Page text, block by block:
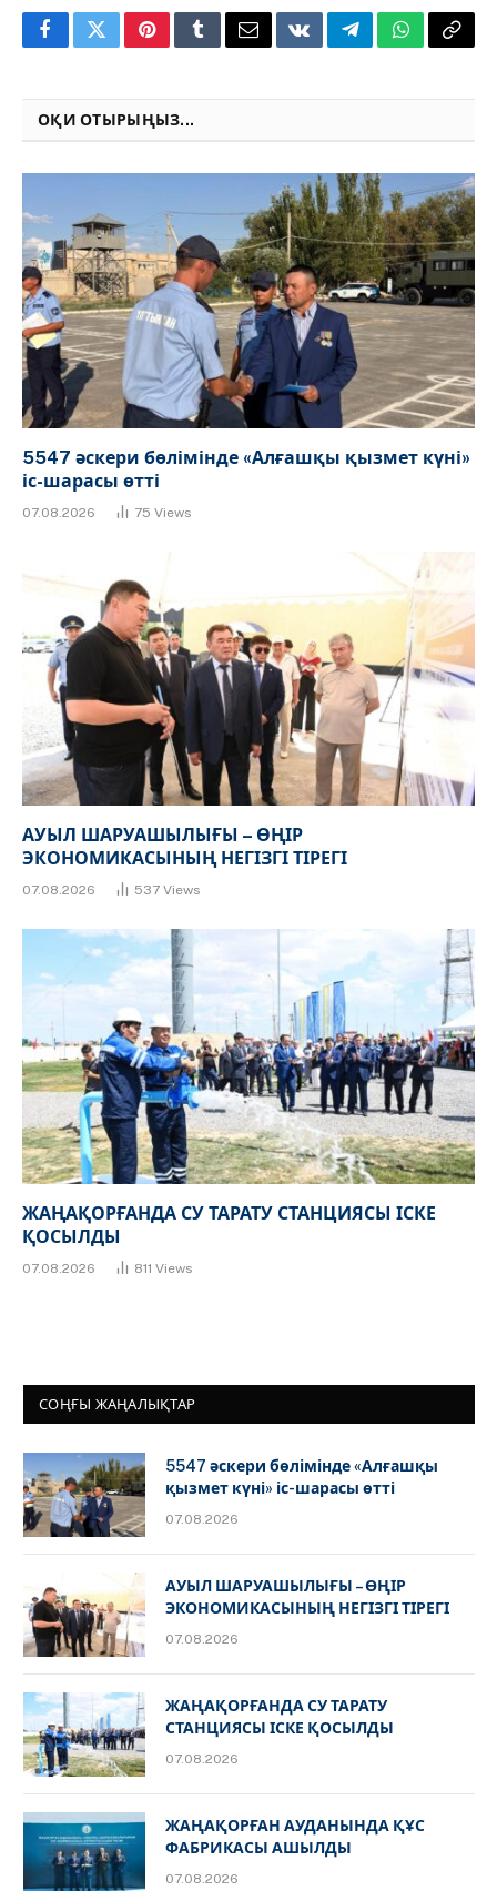
FacebookTwitterPinterestTumblrEmailVKontakteTelegramWhatsApp
Copy
ОҚИ ОТЫРЫҢЫЗ...
5547 әскери бөлімінде «Алғашқы қызмет күні»
іс-шарасы өтті
07.08.2026 75 Views
АУЫЛ ШАРУАШЫЛЫҒЫ – ӨҢІР
ЭКОНОМИКАСЫНЫҢ НЕГІЗГІ ТІРЕГІ
07.08.2026 537 Views
ЖАҢАҚОРҒАНДА СУ ТАРАТУ СТАНЦИЯСЫ ІСКЕ
ҚОСЫЛДЫ
07.08.2026 811 Views
СОҢҒЫ ЖАҢАЛЫҚТАР
5547 әскери бөлімінде «Алғашқы
қызмет күні» іс-шарасы өтті
07.08.2026
АУЫЛ ШАРУАШЫЛЫҒЫ – ӨҢІР
ЭКОНОМИКАСЫНЫҢ НЕГІЗГІ ТІРЕГІ
07.08.2026
ЖАҢАҚОРҒАНДА СУ ТАРАТУ
СТАНЦИЯСЫ ІСКЕ ҚОСЫЛДЫ
07.08.2026
ЖАҢАҚОРҒАН АУДАНЫНДА ҚҰС
ФАБРИКАСЫ АШЫЛДЫ
07.08.2026